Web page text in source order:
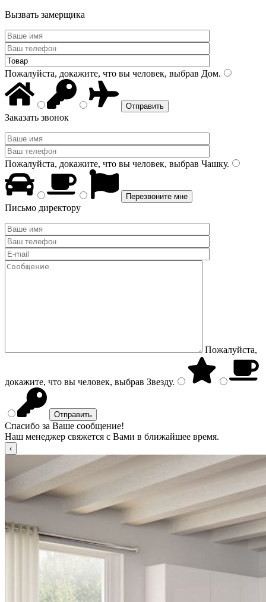
Вызвать замерщика
Пожалуйста, докажите, что вы человек, выбрав Дом.
Заказать звонок
Пожалуйста, докажите, что вы человек, выбрав Чашку.
Письмо директору
Пожалуйста,
докажите, что вы человек, выбрав Звезду.
Спасибо за Ваше сообщение!
Наш менеджер свяжется с Вами в ближайшее время.